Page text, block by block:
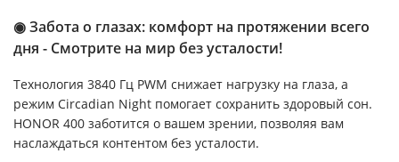
◉ Забота о глазах: комфорт на протяжении всего
дня - Смотрите на мир без усталости!
Технология 3840 Гц PWM снижает нагрузку на глаза, а
режим Circadian Night помогает сохранить здоровый сон.
HONOR 400 заботится о вашем зрении, позволяя вам
наслаждаться контентом без усталости.